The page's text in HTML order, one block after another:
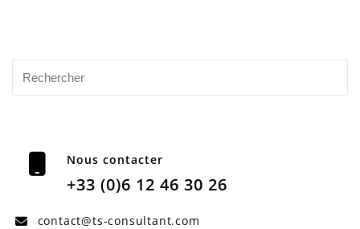
Nous contacter
+33 (0)6 12 46 30 26
contact@ts-consultant.com